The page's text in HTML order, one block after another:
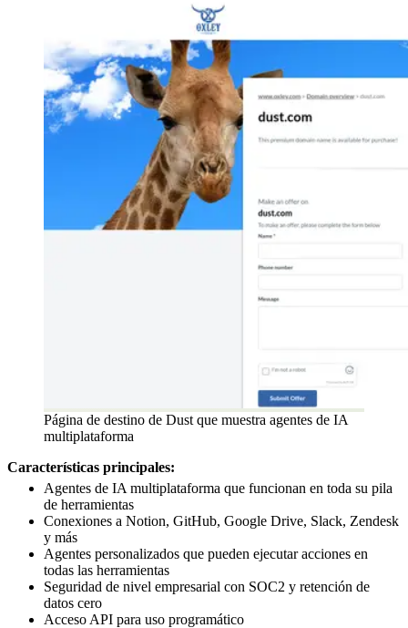
Página de destino de Dust que muestra agentes de IA
multiplataforma
Características principales:
Agentes de IA multiplataforma que funcionan en toda su pila
de herramientas
Conexiones a Notion, GitHub, Google Drive, Slack, Zendesk
y más
Agentes personalizados que pueden ejecutar acciones en
todas las herramientas
Seguridad de nivel empresarial con SOC2 y retención de
datos cero
Acceso API para uso programático